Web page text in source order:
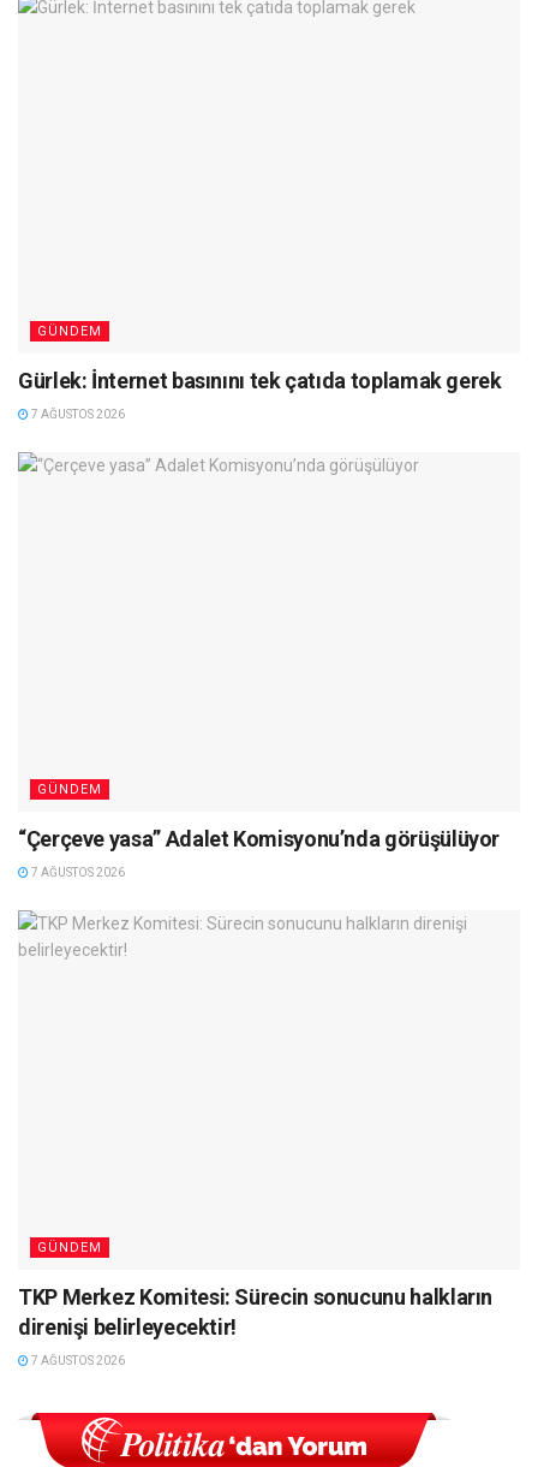
GÜNDEM
Gürlek: İnternet basınını tek çatıda toplamak gerek
7 AĞUSTOS 2026
GÜNDEM
“Çerçeve yasa” Adalet Komisyonu’nda görüşülüyor
7 AĞUSTOS 2026
GÜNDEM
TKP Merkez Komitesi: Sürecin sonucunu halkların
direnişi belirleyecektir!
7 AĞUSTOS 2026